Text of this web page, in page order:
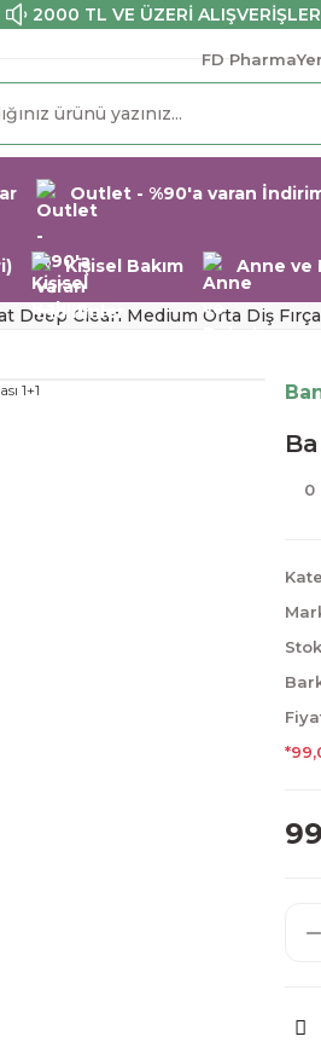
2000 TL VE ÜZERİ
FD Pharma
Outlet - %90'a varan
Kişisel Bakım Anne ve
Deep Clean Medium Orta Diş
0